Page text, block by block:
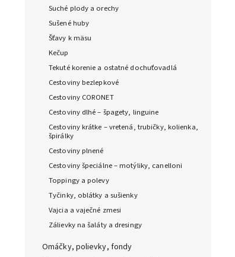
Suché plody a orechy
Sušené huby
Šťavy k mäsu
Kečup
Tekuté korenie a ostatné dochuťovadlá
Cestoviny bezlepkové
Cestoviny CORONET
Cestoviny dlhé – špagety, linguine
Cestoviny krátke – vretená, trubičky, kolienka,
špirálky
Cestoviny plnené
Cestoviny špeciálne – motýliky, canelloni
Toppingy a polevy
Tyčinky, oblátky a sušienky
Vajcia a vaječné zmesi
Zálievky na šaláty a dresingy
Omáčky, polievky, fondy